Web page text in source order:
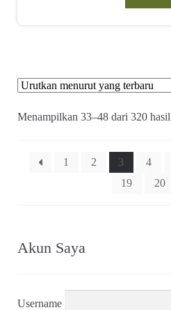
Menampilkan 33–48 dari 320 hasil
1 2 3 4
19
20
Akun Saya
Username